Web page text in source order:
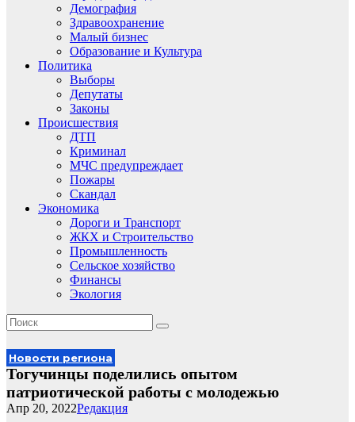
Демография
Здравоохранение
Малый бизнес
Образование и Культура
Политика
Выборы
Депутаты
Законы
Происшествия
ДТП
Криминал
МЧС предупреждает
Пожары
Скандал
Экономика
Дороги и Транспорт
ЖКХ и Строительство
Промышленность
Сельское хозяйство
Финансы
Экология
Новости региона
Тогучинцы поделились опытом
патриотической работы с молодежью
Редакция
Апр 20, 2022